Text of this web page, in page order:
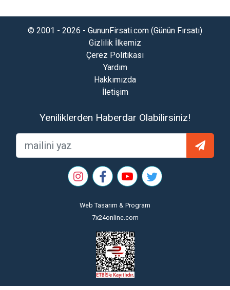
© 2001 - 2026 - GununFirsati.com (Günün Fırsatı)
Gizlilik İlkemiz
Çerez Politikası
Yardım
Hakkımızda
İletişim
Yeniliklerden Haberdar Olabilirsiniz!
Web Tasarım & Program
7x24online.com